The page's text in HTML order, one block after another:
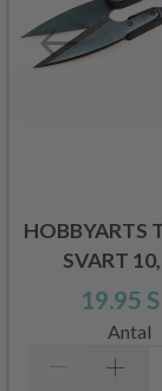
HOBBYARTS
SVART
19.95
Antal